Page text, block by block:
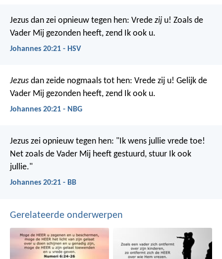
Jezus dan zei opnieuw tegen hen: Vrede zij u! Zoals de
Vader Mij gezonden heeft, zend Ik ook u.
Johannes 20:21 - HSV
Jezus dan zeide nogmaals tot hen: Vrede zij u! Gelijk de
Vader Mij gezonden heeft, zend Ik ook u.
Johannes 20:21 - NBG
Jezus zei opnieuw tegen hen: "Ik wens jullie vrede toe!
Net zoals de Vader Mij heeft gestuurd, stuur Ik ook
jullie."
Johannes 20:21 - BB
Gerelateerde onderwerpen